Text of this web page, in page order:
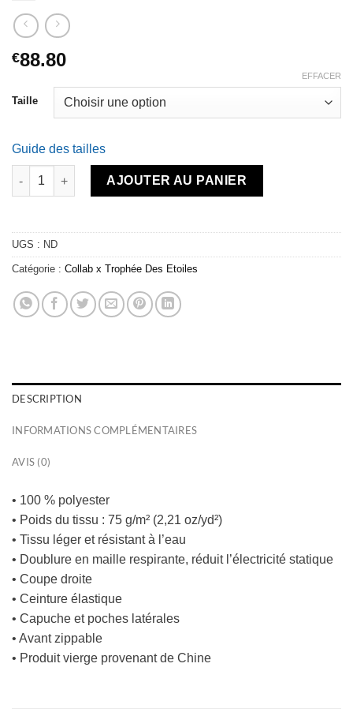
€88.80
Taille
EFFACER
Guide des tailles
quantité de Coupe-vent - TDE25 GOLD/white
AJOUTER AU PANIER
UGS : ND
Catégorie : Collab x Trophée Des Etoiles
DESCRIPTION
INFORMATIONS COMPLÉMENTAIRES
AVIS (0)
• 100 % polyester
• Poids du tissu : 75 g/m² (2,21 oz/yd²)
• Tissu léger et résistant à l’eau
• Doublure en maille respirante, réduit l’électricité statique
• Coupe droite
• Ceinture élastique
• Capuche et poches latérales
• Avant zippable
• Produit vierge provenant de Chine